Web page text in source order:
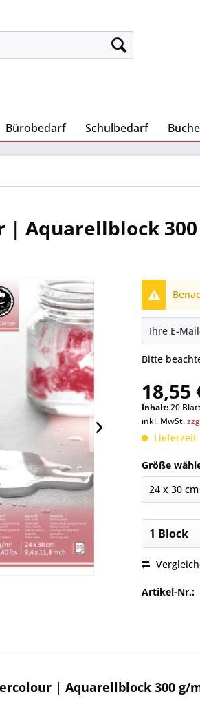
Bürobedarf Schulbedarf
| Aquarellblock 300
Bitte
18,55
Inhalt:20
inkl. MwSt.
Lieferzeit
Größe
Artikel-Nr.:
| Aquarellblock 300 g/